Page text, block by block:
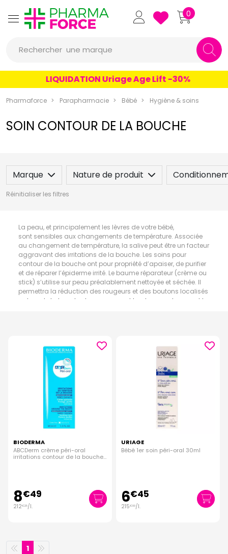
Pharmaforce Grande
0
Rechercher
un conseil
un produit
une marque
LIQUIDATION Uriage Age Lift -30%
Pharmaforce Parapharmacie Bébé Hygiène & soins
SOIN CONTOUR DE LA BOUCHE
Marque Nature de produit
Réinitialiser les filtres
La peau, et principalement les lèvres de votre bébé,
sont sensibles aux changements de température. Associée
au changement de température, la salive peut être un facteur
aggravant des irritations de la bouche. Les soins pour
contour de la bouche ont pour propriété d’apaiser, de purifier
et de réparer l’épiderme irrité. Le baume réparateur (crème ou
stick) s’utilise sur peau préalablement nettoyée et séchée. Il
permettra la réduction des rougeurs et des boutons localisés
autour de la bouche. Les rougeurs et boutons sont souvent la
BIODERMA
ABCDerm crème péri-oral
irritations contour de la bouche
8€49
212€25/l.
URIAGE
Bébé 1er soin péri-oral 30ml
6€45
215€00/l.
1